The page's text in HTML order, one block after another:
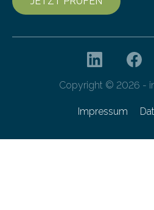
Copyright © 2026 -
Impressum